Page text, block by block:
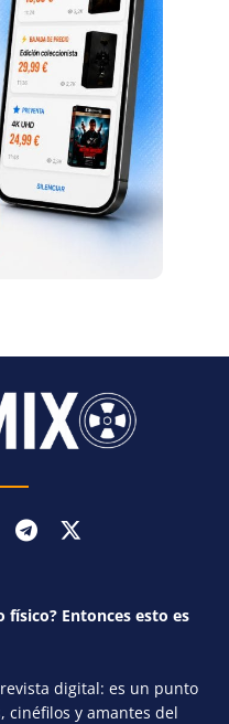
físico? Entonces esto es
digital: es un punto
cinéfilos y amantes del